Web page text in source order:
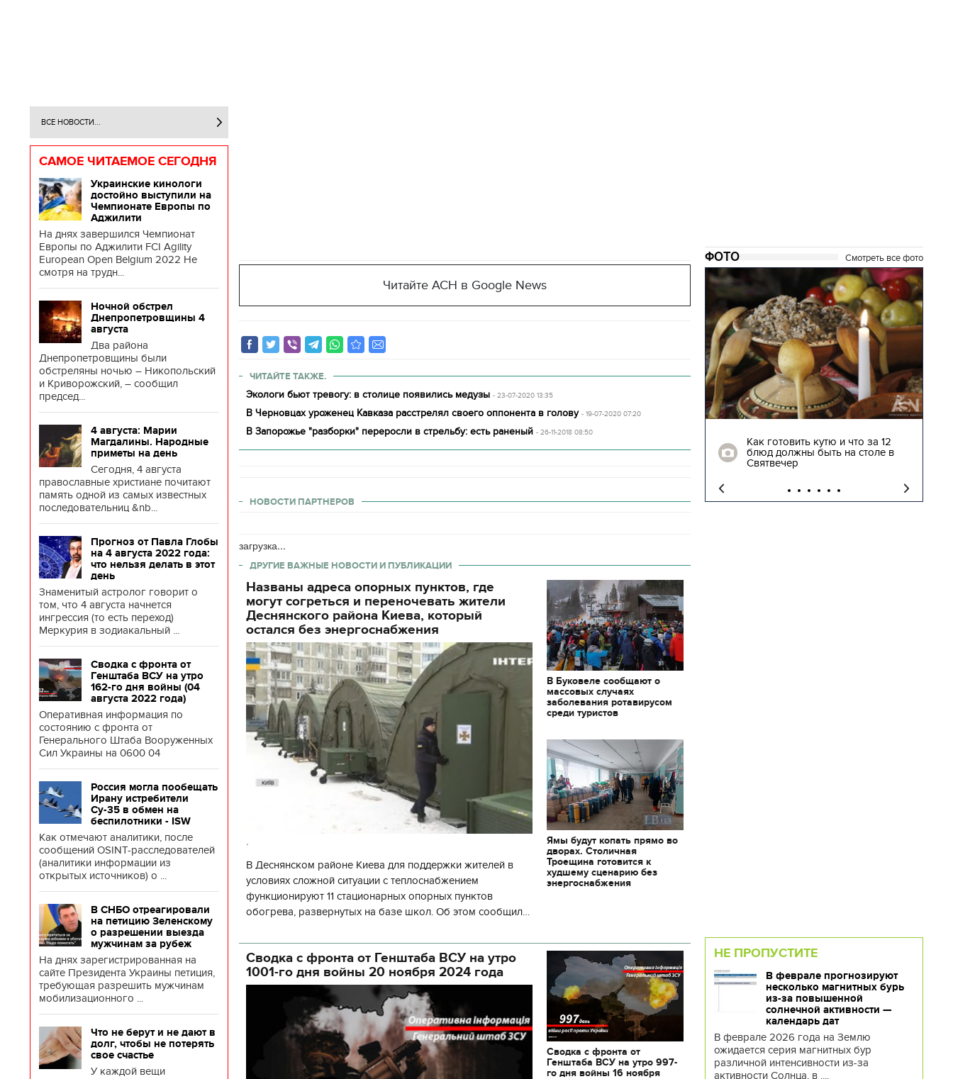
ВСЕ НОВОСТИ...
САМОЕ ЧИТАЕМОЕ СЕГОДНЯ
Украинские кинологи
достойно выступили на
Чемпионате Европы по
Аджилити
На днях завершился Чемпионат
Европы по Аджилити FCI Agility
European Open Belgium 2022 Не
смотря на трудн...
Ночной обстрел
Днепропетровщины 4
августа
Два района
Днепропетровщины были
обстреляны ночью – Никопольский
и Криворожский, – сообщил
председ...
4 августа: Марии
Магдалины. Народные
приметы на день
Сегодня, 4 августа
православные христиане почитают
память одной из самых известных
последовательниц &nb...
Прогноз от Павла Глобы
на 4 августа 2022 года:
что нельзя делать в этот
день
Знаменитый астролог говорит о
том, что 4 августа начнется
ингрессия (то есть переход)
Меркурия в зодиакальный ...
Сводка с фронта от
Генштаба ВСУ на утро
162-го дня войны (04
августа 2022 года)
Оперативная информация по
состоянию с фронта от
Генерального Штаба Вооруженных
Сил Украины на 0600 04
Россия могла пообещать
Ирану истребители
Су-35 в обмен на
беспилотники - ISW
Как отмечают аналитики, после
сообщений OSINT-расследователей
(аналитики информации из
открытых источников) о ...
В СНБО отреагировали
на петицию Зеленскому
о разрешении выезда
мужчинам за рубеж
На днях зарегистрированная на
сайте Президента Украины петиция,
требующая разрешить мужчинам
мобилизационного ...
Что не берут и не дают в
долг, чтобы не потерять
свое счастье
У каждой вещи
Читайте АСН в Google News
ЧИТАЙТЕ ТАКЖЕ.
Экологи бьют тревогу: в столице появились медузы - 23-07-2020 13:35
В Черновцах уроженец Кавказа расстрелял своего оппонента в голову - 19-07-2020 07:20
В Запорожье "разборки" переросли в стрельбу: есть раненый - 26-11-2018 08:50
НОВОСТИ ПАРТНЕРОВ
загрузка...
ДРУГИЕ ВАЖНЫЕ НОВОСТИ И ПУБЛИКАЦИИ
Названы адреса опорных пунктов, где
могут согреться и переночевать жители
Деснянского района Киева, который
остался без энергоснабжения
.
В Деснянском районе Киева для поддержки жителей в
условиях сложной ситуации с теплоснабжением
функционируют 11 стационарных опорных пунктов
обогрева, развернутых на базе школ. Об этом сообщил
государственной а
В Буковеле сообщают о
массовых случаях
заболевания ротавирусом
среди туристов
Ямы будут копать прямо во
дворах. Столичная
Троещина готовится к
худшему сценарию без
энергоснабжения
Сводка с фронта от Генштаба ВСУ на утро
1001-го дня войны 20 ноября 2024 года
Сводка с фронта от
Генштаба ВСУ на утро 997-
го дня войны 16 ноября
ФОТО Смотреть все фото
декорации к фильму
Как готовить кутю и что за 12
блюд должны быть на столе в
Святвечер
НЕ ПРОПУСТИТЕ
В феврале прогнозируют
несколько магнитных бурь
из-за повышенной
солнечной активности —
календарь дат
В феврале 2026 года на Землю
ожидается серия магнитных бур
различной интенсивности из-за
активности Солнца, в ....